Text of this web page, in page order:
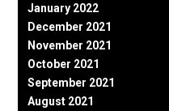
January 2022
December 2021
November 2021
October 2021
September 2021
August 2021